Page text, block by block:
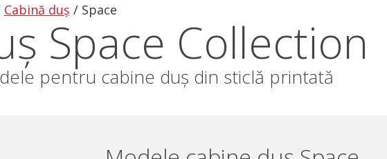
Cabină duş / Space
Space Collection
pentru cabine duș din sticlă printată